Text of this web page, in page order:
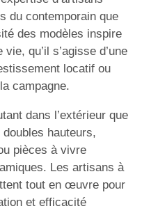
du contemporain que
des modèles inspire
qu’il s’agisse d’une
locatif ou
campagne.
dans l’extérieur que
hauteurs,
pièces à vivre
Les artisans à
tout en œuvre pour
et efficacité